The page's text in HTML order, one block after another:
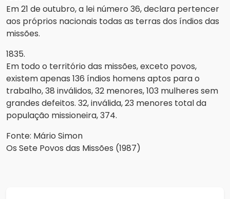
Em 21 de outubro, a lei número 36, declara pertencer
aos próprios nacionais todas as terras dos índios das
missões.
1835.
Em todo o território das missões, exceto povos,
existem apenas 136 índios homens aptos para o
trabalho, 38 inválidos, 32 menores, 103 mulheres sem
grandes defeitos. 32, inválida, 23 menores total da
população missioneira, 374.
Fonte: Mário Simon
Os Sete Povos das Missões (1987)